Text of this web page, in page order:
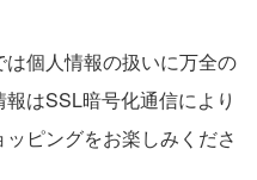
個人情報の扱いに万全の
はSSL暗号化通信により
ピングをお楽しみくださ